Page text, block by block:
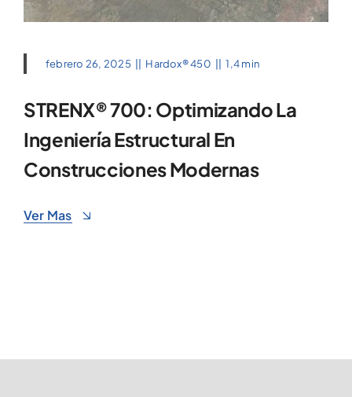
febrero 26, 2025 Hardox® 450 1,4 min
STRENX® 700: Optimizando La
Ingeniería Estructural En
Construcciones Modernas
Ver Mas